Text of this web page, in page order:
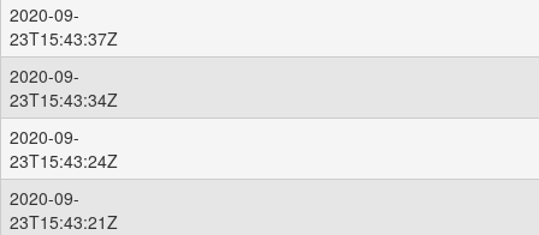
2020-09-
23T15:43:37Z
2020-09-
23T15:43:34Z
2020-09-
23T15:43:24Z
2020-09-
23T15:43:21Z